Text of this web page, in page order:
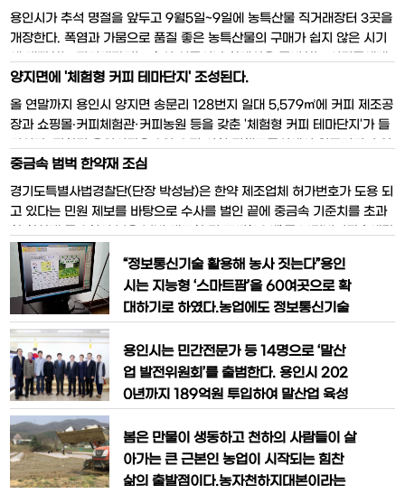
가운데 23개 휴게소에서 1위를
r)’사의 게르트 얀 숀네벨트(Gert-Jan Schoneveld) 대표와 업무협
약을 체결했다. 또
용인시가 추석 명절을 앞두고 9월5일~9일에 농특산물 직거래장터 3곳을
개장한다. 폭염과 가뭄으로 품질 좋은 농특산물의 구매가 쉽지 않은 시기
에 개장하는 직거래장터는 추석 선물이나 차례상을 준비하는 시민들에게
우수한 용인 농특산물을 저렴한 가격에 제공하고 농가의 소득 증대에 도
움이 되는 좋은 행사이다. 직거래장터는 문화복지행정타운 청소년수련관
광장(9월6일과 7일), 기흥구청 광장(9일), 수지
양지면에 '체험형 커피 테마단지' 조성된다.
올 연말까지 용인시 양지면 송문리 128번지 일대 5,579㎡에 커피 제조공
장과 쇼핑몰‧커피체험관·커피농원 등을 갖춘 '체험형 커피 테마단지'가 들
어선다. 정찬민 용인시장은 8일 오전 시청 정책토론실에서 원두커피 수입
·제조업체인 ㈜에스아이 파크토리(SI Parktory)의 김영경 대표와 ‘체험
형 커피 테마단지 조성을 위한 업무협약’을 체결했다.협약에 따라 ㈜에스
아이 파크토리는 올 연말까지 총
중금속 범벅 한약재 조심
경기도특별사법경찰단(단장 박성남)은 한약 제조업체 허가번호가 도용 되
고 있다는 민원 제보를 바탕으로 수사를 벌인 끝에 중금속 기준치를 초과
한 한약재 등 8천여 봉을 불법 제조한 김 모씨(29세)를 보건범죄단속에관
한특별조치법, 약사법, 식품위생법 위반혐의로 적발해 검찰에 송치했다고
21일 밝혔다. 김 씨는 최근 2년 간 타 업체 한약제조 허가번호를 도용해
한약재 218종 8천101봉을
“정보통신기술 활용해 농사 짓는다”용인
시는 지능형 ‘스마트팜’을 60여곳으로 확
대하기로 하였다.농업에도 정보통신기술
농가가 용인시에 크게 늘어날 전망이다.용
인시는 처인구 남사면과 원삼면 화훼단지
60여곳의 시설원예농가에 ‘스마트팜' 기
했다고 밝혔다. ’스마트팜’은 농가에 정보
통신기술(ICT: Information
용인시는 민간전문가 등 14명으로 ‘말산
업 발전위원회’를 출범한다. 용인시 202
0년까지 189억원 투입하여 말산업 육성
6월 농림축산식품부로부터 ‘말산업 특
구’로 지정된 용인시가 올해 ‘말산업발전
위원회’를 출범하고 본격적으로 말산업 육
봄은 만물이 생동하고 천하의 사람들이 살
아가는 큰 근본인 농업이 시작되는 힘찬
삶의 출발점이다.농자천하지대본이라는